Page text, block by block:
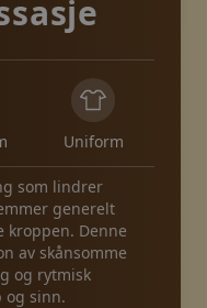
Uniform
som lindrer
generelt
kroppen. Denne
av skånsomme
og rytmisk
og sinn.